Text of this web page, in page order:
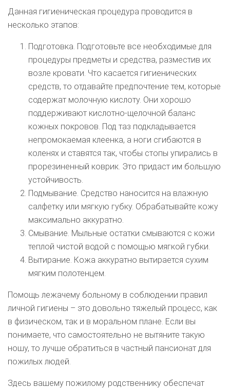
Данная гигиеническая процедура проводится в
несколько этапов:
Подготовка. Подготовьте все необходимые для
процедуры предметы и средства, разместив их
возле кровати. Что касается гигиенических
средств, то отдавайте предпочтение тем, которые
содержат молочную кислоту. Они хорошо
поддерживают кислотно-щелочной баланс
кожных покровов. Под таз подкладывается
непромокаемая клеенка, а ноги сгибаются в
коленях и ставятся так, чтобы стопы упирались в
прорезиненный коврик. Это придаст им большую
устойчивость.
Подмывание. Средство наносится на влажную
салфетку или мягкую губку. Обрабатывайте кожу
максимально аккуратно.
Смывание. Мыльные остатки смываются с кожи
теплой чистой водой с помощью мягкой губки.
Вытирание. Кожа аккуратно вытирается сухим
мягким полотенцем.
Помощь лежачему больному в соблюдении правил
личной гигиены – это довольно тяжелый процесс, как
в физическом, так и в моральном плане. Если вы
понимаете, что самостоятельно не вытяните такую
ношу, то лучше обратиться в частный пансионат для
пожилых людей.
Здесь вашему пожилому родственнику обеспечат